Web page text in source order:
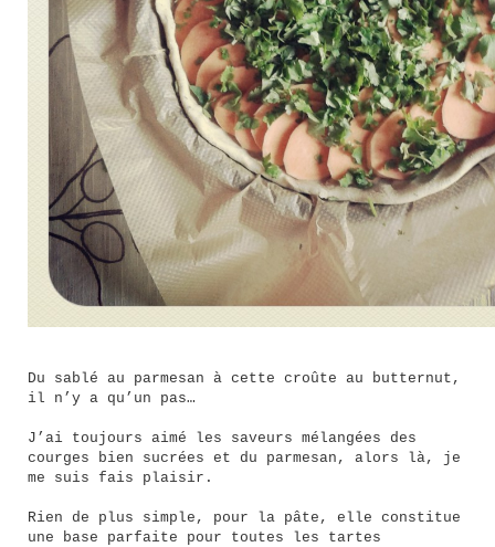
Du sablé au parmesan à cette croûte au butternut,
il n’y a qu’un pas…
J’ai toujours aimé les saveurs mélangées des
courges bien sucrées et du parmesan, alors là, je
me suis fais plaisir.
Rien de plus simple, pour la pâte, elle constitue
une base parfaite pour toutes les tartes